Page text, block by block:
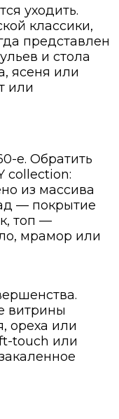
уходить.
классики,
представлен
и стола
ясеня или
или
е. Обратить
collection:
из массива
— покрытие
топ —
мрамор или
витрины
ореха или
touch или